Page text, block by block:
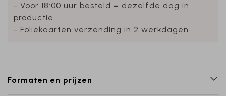
- Voor 18:00 uur besteld = dezelfde dag in
productie
- Foliekaarten verzending in 2 werkdagen
Formaten en prijzen